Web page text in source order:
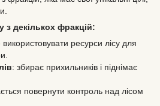
декількох фракцій:
використовувати ресурси лісу для
: збирає прихильників і піднімає
повернути контроль над лісом